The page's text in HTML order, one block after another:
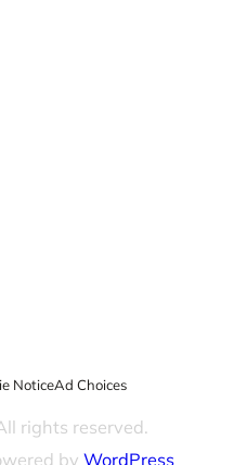
NoticeAd Choices
rights reserved.
by WordPress